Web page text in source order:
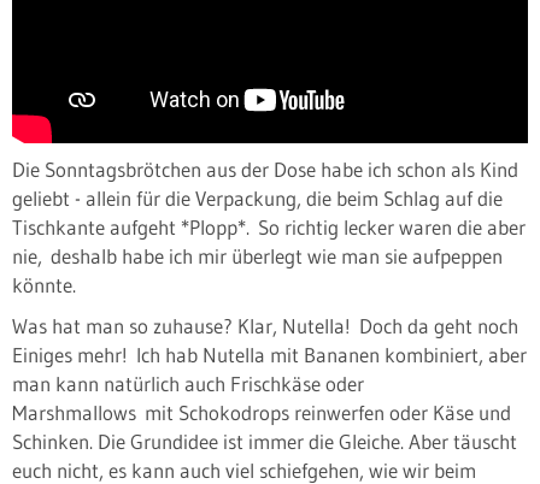
Die Sonntagsbrötchen aus der Dose habe ich schon als Kind
geliebt - allein für die Verpackung, die beim Schlag auf die
Tischkante aufgeht *Plopp*. So richtig lecker waren die aber
nie, deshalb habe ich mir überlegt wie man sie aufpeppen
könnte.
Was hat man so zuhause? Klar, Nutella! Doch da geht noch
Einiges mehr! Ich hab Nutella mit Bananen kombiniert, aber
man kann natürlich auch Frischkäse oder
Marshmallows mit Schokodrops reinwerfen oder Käse und
Schinken. Die Grundidee ist immer die Gleiche. Aber täuscht
euch nicht, es kann auch viel schiefgehen, wie wir beim